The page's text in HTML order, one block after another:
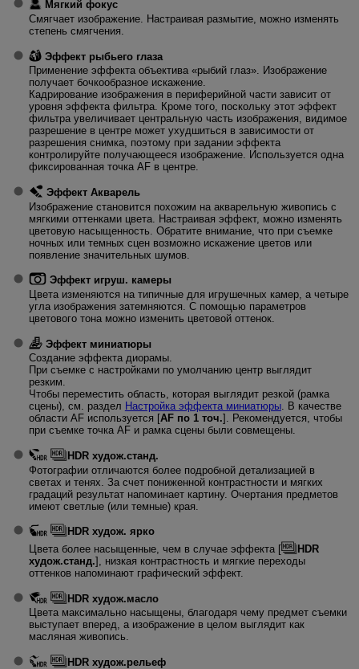
Мягкий фокус
Смягчает изображение. Настраивая размытие, можно изменять
степень смягчения.
Эффект рыбьего глаза
Применение эффекта объектива «рыбий глаз». Изображение
получает бочкообразное искажение.
Кадрирование изображения в периферийной части зависит от
уровня эффекта фильтра. Кроме того, поскольку этот эффект
фильтра увеличивает центральную часть изображения, видимое
разрешение в центре может ухудшиться в зависимости от
разрешения снимка, поэтому при задании эффекта
контролируйте получающееся изображение. Используется одна
фиксированная точка AF в центре.
Эффект Акварель
Изображение становится похожим на акварельную живопись с
мягкими оттенками цвета. Настраивая эффект, можно изменять
цветовую насыщенность. Обратите внимание, что при съемке
ночных или темных сцен возможно искажение цветов или
появление значительных шумов.
Эффект игруш. камеры
Цвета изменяются на типичные для игрушечных камер, а четыре
угла изображения затемняются. С помощью параметров
цветового тона можно изменить цветовой оттенок.
Эффект миниатюры
Создание эффекта диорамы.
При съемке с настройками по умолчанию центр выглядит
резким.
Чтобы переместить область, которая выглядит резкой (рамка
сцены), см. раздел Настройка эффекта миниатюры. В качестве
области AF используется [AF по 1 точ.]. Рекомендуется, чтобы
при съемке точка AF и рамка сцены были совмещены.
HDR худож.станд.
Фотографии отличаются более подробной детализацией в
светах и тенях. За счет пониженной контрастности и мягких
градаций результат напоминает картину. Очертания предметов
имеют светлые (или темные) края.
HDR худож. ярко
Цвета более насыщенные, чем в случае эффекта [
HDR
худож.станд.], низкая контрастность и мягкие переходы
оттенков напоминают графический эффект.
HDR худож.масло
Цвета максимально насыщены, благодаря чему предмет съемки
выступает вперед, а изображение в целом выглядит как
масляная живопись.
HDR худож.рельеф